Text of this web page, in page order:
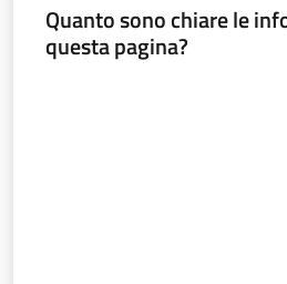
Argomenti
Quanto sono chiare le
questa pagina?